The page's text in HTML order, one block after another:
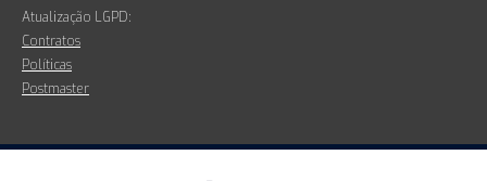
Atualização LGPD:
Contratos
Políticas
Postmaster